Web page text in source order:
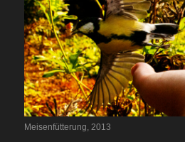
Meisenfütterung, 2013